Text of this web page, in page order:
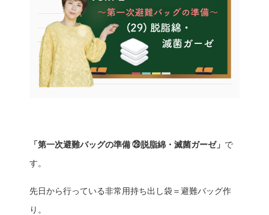
「第一次避難バッグの準備 ㉙脱脂綿・滅菌ガーゼ」 で
す。
先日から行っている非常用持ち出し袋＝避難バッグ作
り。